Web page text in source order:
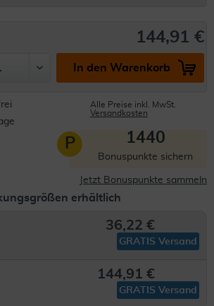
144,91 €
In den Warenkorb
Alle Preise inkl. MwSt.
Versandkosten
P 1440
Bonuspunkte sichern
Jetzt Bonuspunkte sammeln
erhältlich
36,22 €
GRATIS Versand
144,91 €
GRATIS Versand